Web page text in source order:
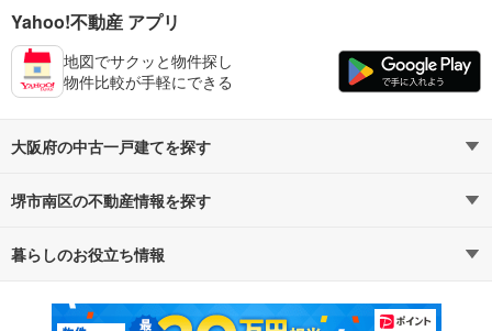
Yahoo!不動産 アプリ
地図でサクッと物件探し
物件比較が手軽にできる
大阪府の中古一戸建てを探す
路線・駅から探す
通勤・通学時間から探す
堺市南区の不動産情報を探す
不動産・住宅
新築マンション 中古マンション
暮らしのお役立ち情報
マンションカタログ 教えて！住まいの先生